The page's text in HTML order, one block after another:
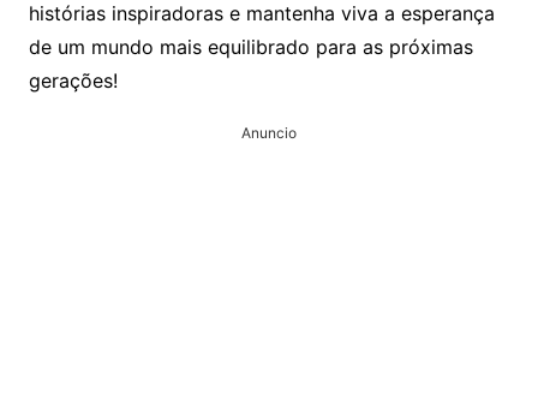
histórias inspiradoras e mantenha viva a esperança
de um mundo mais equilibrado para as próximas
gerações!
Anuncio